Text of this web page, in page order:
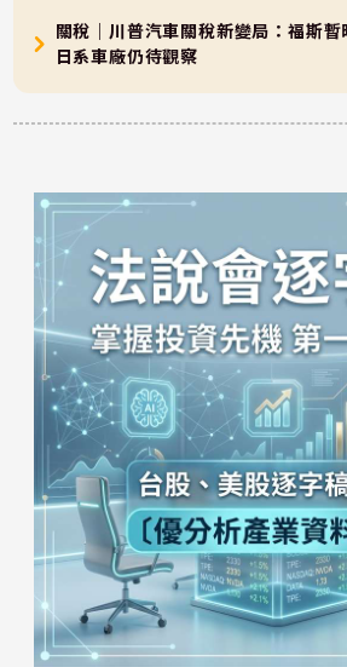
關稅｜川普汽車關稅新變局：福斯
日系車廠仍待觀察